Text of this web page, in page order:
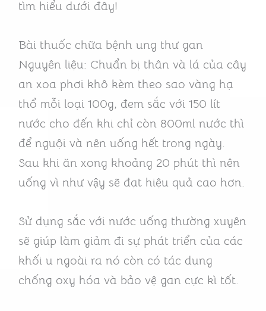
tìm hiểu dưới đây!
Bài thuốc chữa bệnh ung thư gan
Nguyên liệu: Chuẩn bị thân và lá của cây
an xoa phơi khô kèm theo sao vàng hạ
thổ mỗi loại 100g, đem sắc với 150 lít
nước cho đến khi chỉ còn 800ml nước thì
để nguội và nên uống hết trong ngày.
Sau khi ăn xong khoảng 20 phút thì nên
uống vì như vậy sẽ đạt hiệu quả cao hơn.
Sử dụng sắc với nước uống thường xuyên
sẽ giúp làm giảm đi sự phát triển của các
khối u ngoài ra nó còn có tác dụng
chống oxy hóa và bảo vệ gan cực kì tốt.